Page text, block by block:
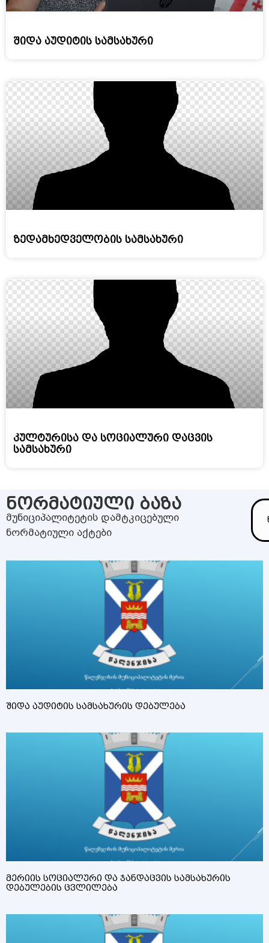
შიდა აუდიტის სამსახური
ზედამხედველობის სამსახური
კულტურისა და სოციალური დაცვის
სამსახური
ნორმატიული ბაზა
მუნიციპალიტეტის დამტკიცებული
ნორმატიული აქტები
შიდა აუდიტის სამსახურის დებულება
მერიის სოციალური და ჯანდაცვის სამსახურის
დებულების ცვლილება